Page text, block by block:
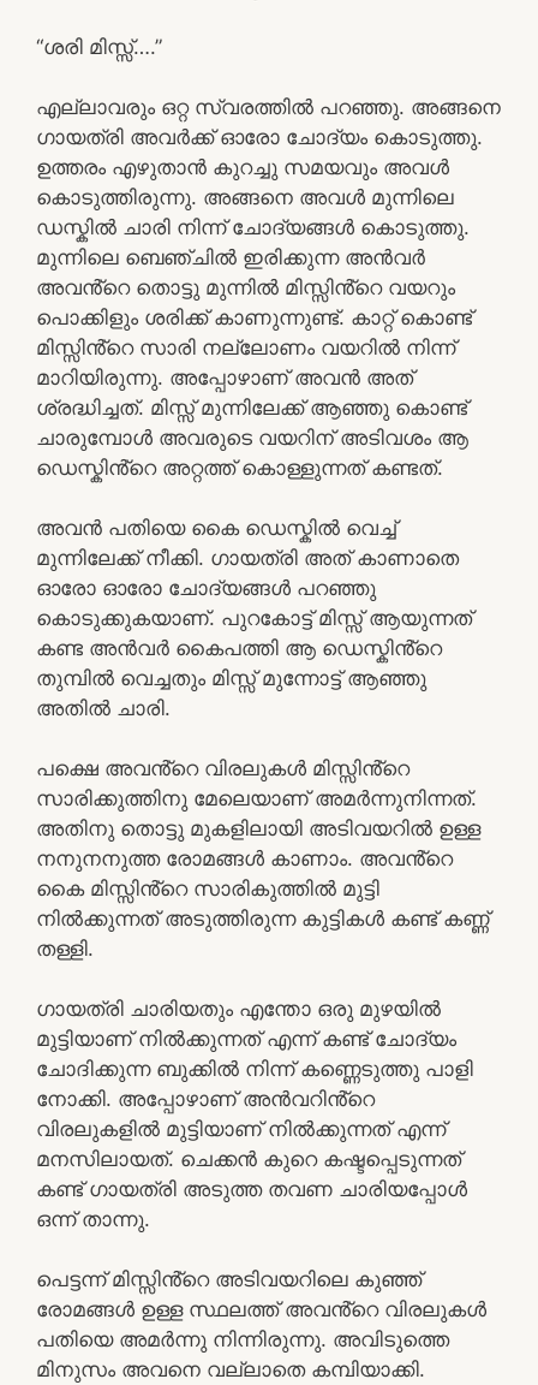
“ശരി മിസ്സ്….”
എല്ലാവരും ഒറ്റ സ്വരത്തിൽ പറഞ്ഞു. അങ്ങനെ
ഗായത്രി അവർക്ക് ഓരോ ചോദ്യം കൊടുത്തു.
ഉത്തരം എഴുതാൻ കുറച്ചു സമയവും അവൾ
കൊടുത്തിരുന്നു. അങ്ങനെ അവൾ മുന്നിലെ
ഡസ്കിൽ ചാരി നിന്ന് ചോദ്യങ്ങൾ കൊടുത്തു.
മുന്നിലെ ബെഞ്ചിൽ ഇരിക്കുന്ന അൻവർ
അവൻ്റെ തൊട്ടു മുന്നിൽ മിസ്സിൻ്റെ വയറും
പൊക്കിളും ശരിക്ക് കാണുന്നുണ്ട്. കാറ്റ് കൊണ്ട്
മിസ്സിൻ്റെ സാരി നല്ലോണം വയറിൽ നിന്ന്
മാറിയിരുന്നു. അപ്പോഴാണ് അവൻ അത്
ശ്രദ്ധിച്ചത്. മിസ്സ്‌ മുന്നിലേക്ക് ആഞ്ഞു കൊണ്ട്
ചാരുമ്പോൾ അവരുടെ വയറിന് അടിവശം ആ
ഡെസ്കിൻ്റെ അറ്റത്ത് കൊള്ളുന്നത് കണ്ടത്.
അവൻ പതിയെ കൈ ഡെസ്കിൽ വെച്ച്
മുന്നിലേക്ക് നീക്കി. ഗായത്രി അത് കാണാതെ
ഓരോ ഓരോ ചോദ്യങ്ങൾ പറഞ്ഞു
കൊടുക്കുകയാണ്. പുറകോട്ട് മിസ്സ്‌ ആയുന്നത്
കണ്ട അൻവർ കൈപത്തി ആ ഡെസ്കിൻ്റെ
തുമ്പിൽ വെച്ചതും മിസ്സ്‌ മുന്നോട്ട് ആഞ്ഞു
അതിൽ ചാരി.
പക്ഷെ അവൻ്റെ വിരലുകൾ മിസ്സിൻ്റെ
സാരിക്കുത്തിനു മേലെയാണ് അമർന്നുനിന്നത്.
അതിനു തൊട്ടു മുകളിലായി അടിവയറിൽ ഉള്ള
നനുനനുത്ത രോമങ്ങൾ കാണാം. അവൻ്റെ
കൈ മിസ്സിൻ്റെ സാരികുത്തിൽ മുട്ടി
നിൽക്കുന്നത് അടുത്തിരുന്ന കുട്ടികൾ കണ്ട് കണ്ണ്
തള്ളി.
ഗായത്രി ചാരിയതും എന്തോ ഒരു മുഴയിൽ
മുട്ടിയാണ് നിൽക്കുന്നത് എന്ന് കണ്ട് ചോദ്യം
ചോദിക്കുന്ന ബുക്കിൽ നിന്ന് കണ്ണെടുത്തു പാളി
നോക്കി. അപ്പോഴാണ് അൻവറിൻ്റെ
വിരലുകളിൽ മുട്ടിയാണ് നിൽക്കുന്നത് എന്ന്
മനസിലായത്. ചെക്കൻ കുറെ കഷ്ടപ്പെടുന്നത്
കണ്ട് ഗായത്രി അടുത്ത തവണ ചാരിയപ്പോൾ
ഒന്ന് താന്നു.
പെട്ടന്ന് മിസ്സിൻ്റെ അടിവയറിലെ കുഞ്ഞ്
രോമങ്ങൾ ഉള്ള സ്ഥലത്ത് അവൻ്റെ വിരലുകൾ
പതിയെ അമർന്നു നിന്നിരുന്നു. അവിടുത്തെ
മിനുസം അവനെ വല്ലാതെ കമ്പിയാക്കി.